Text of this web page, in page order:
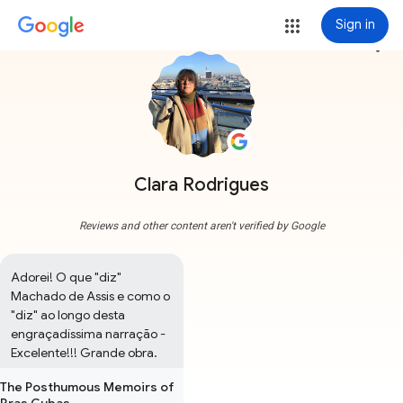
Sign in
Clara Rodrigues
more_vert
Reviews and other content aren't verified by Google
Adorei! O que "diz"
Machado de Assis e como o
"diz" ao longo desta
engraçadíssima narração -
Excelente!!! Grande obra.
The Posthumous Memoirs of